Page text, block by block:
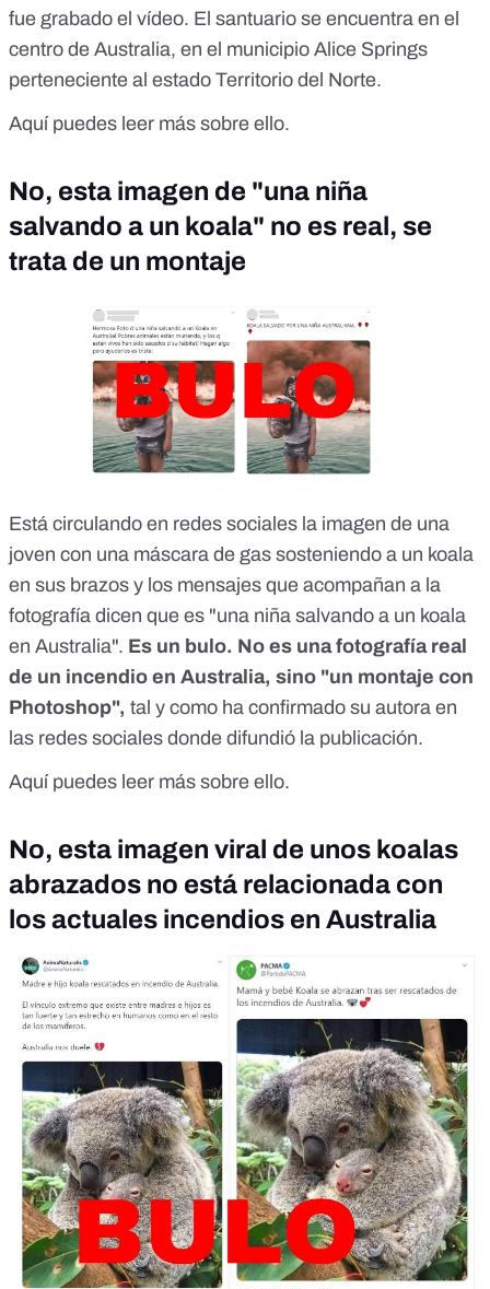
fue grabado el vídeo. El santuario se encuentra en el
centro de Australia, en el municipio Alice Springs
perteneciente al estado Territorio del Norte.
Aquí puedes leer más sobre ello.
No, esta imagen de "una niña
salvando a un koala" no es real, se
trata de un montaje
Está circulando en redes sociales la imagen de una
joven con una máscara de gas sosteniendo a un koala
en sus brazos y los mensajes que acompañan a la
fotografía dicen que es "una niña salvando a un koala
en Australia". Es un bulo. No es una fotografía real
de un incendio en Australia, sino "un montaje con
Photoshop", tal y como ha confirmado su autora en
las redes sociales donde difundió la publicación.
Aquípuedes leer más sobre ello.
No, esta imagen viral de unos koalas
abrazados no está relacionada con
los actuales incendios en Australia